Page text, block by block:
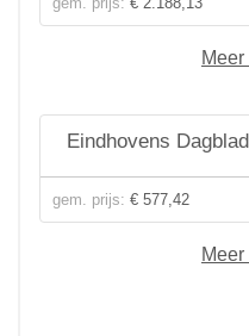
Eindhovens
gem. prijs: € 577,42